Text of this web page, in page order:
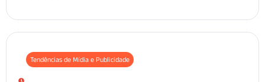
Tendências de Mídia e Publicidade